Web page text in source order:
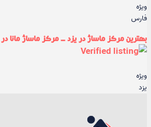
ویژه
فارس
بهترین مرکز ماساژ در یزد - مرکز ماساژ مانا در
ویژه
یزد